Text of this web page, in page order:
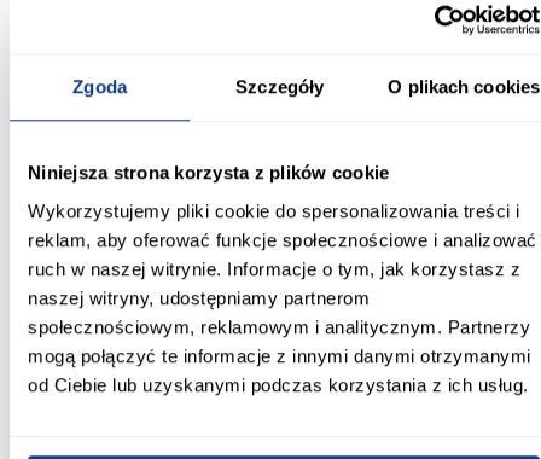
Zgoda Szczegóły O plikach cookies
Niniejsza strona korzysta z plików cookie
Wykorzystujemy pliki cookie do spersonalizowania treści i
reklam, aby oferować funkcje społecznościowe i analizować
ruch w naszej witrynie. Informacje o tym, jak korzystasz z
naszej witryny, udostępniamy partnerom
społecznościowym, reklamowym i analitycznym. Partnerzy
mogą połączyć te informacje z innymi danymi otrzymanymi
od Ciebie lub uzyskanymi podczas korzystania z ich usług.
nowocześnie, pozostając praktycznym w codziennym
Informacje Transport Informacje o
Kształt:
proste
Rodzaj drzwi:
Oświetlenie:
Nie